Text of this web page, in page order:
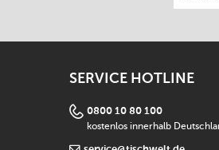
SERVICE HOTLINE
0800 10 80 100
kostenlos innerhalb